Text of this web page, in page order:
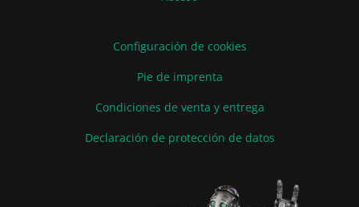
Configuración de cookies
Pie de imprenta
Condiciones de venta y entrega
Declaración de protección de datos